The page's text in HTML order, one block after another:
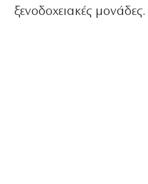
ξενοδοχειακές μονάδες.